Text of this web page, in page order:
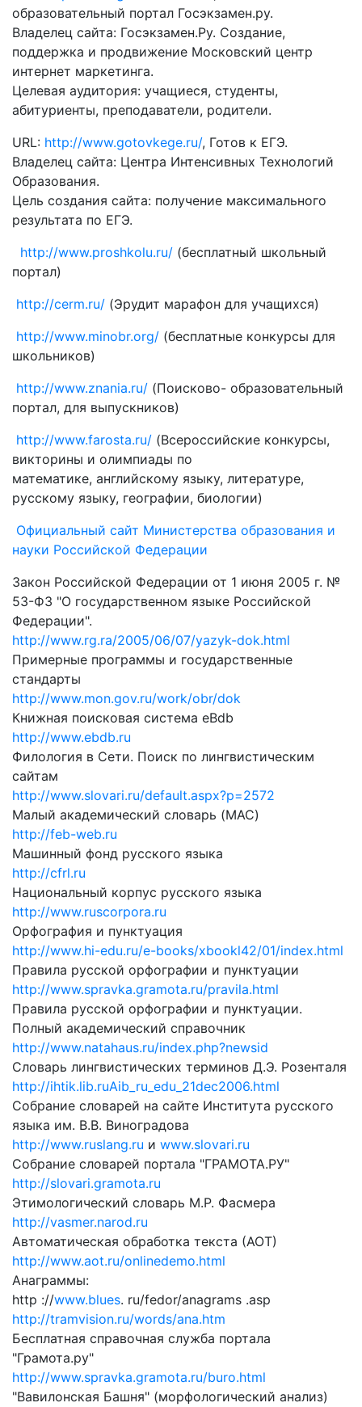
образовательный портал Госэкзамен.ру.
Владелец сайта: Госэкзамен.Ру. Создание,
поддержка и продвижение Московский центр
интернет маркетинга.
Целевая аудитория: учащиеся, студенты,
абитуриенты, преподаватели, родители.
URL: http://www.gotovkege.ru/, Готов к ЕГЭ.
Владелец сайта: Центра Интенсивных Технологий
Образования.
Цель создания сайта: получение максимального
результата по ЕГЭ.
http://www.proshkolu.ru/ (бесплатный школьный
портал)
http://cerm.ru/ (Эрудит марафон для учащихся)
http://www.minobr.org/ (бесплатные конкурсы для
школьников)
http://www.znania.ru/ (Поисково- образовательный
портал, для выпускников)
http://www.farosta.ru/ (Всероссийские конкурсы,
викторины и олимпиады по
математике, английскому языку, литературе,
русскому языку, географии, биологии)
Официальный сайт Министерства образования и
науки Российской Федерации
Закон Российской Федерации от 1 июня 2005 г. №
53-ФЗ "О государственном языке Российской
Федерации".
http://www.rg.ra/2005/06/07/yazyk-dok.html
Примерные программы и государственные
стандарты
http://www.mon.gov.ru/work/obr/dok
Книжная поисковая система eBdb
http://www.ebdb.ru
Филология в Сети. Поиск по лингвистическим
сайтам
http://www.slovari.ru/default.aspx?p=2572
Малый академический словарь (MAC)
http://feb-web.ru
Машинный фонд русского языка
http://cfrl.ru
Национальный корпус русского языка
http://www.ruscorpora.ru
Орфография и пунктуация
http://www.hi-edu.ru/e-books/xbookl42/01/index.html
Правила русской орфографии и пунктуации
http://www.spravka.gramota.ru/pravila.html
Правила русской орфографии и пунктуации.
Полный академический справочник
http://www.natahaus.ru/index.php?newsid
Словарь лингвистических терминов Д.Э. Розенталя
http://ihtik.lib.ruAib_ru_edu_21dec2006.html
Собрание словарей на сайте Института русского
языка им. В.В. Виноградова
http://www.ruslang.ru и www.slovari.ru
Собрание словарей портала "ГРАМОТА.РУ"
http://slovari.gramota.ru
Этимологический словарь M.P. Фасмера
http://vasmer.narod.ru
Автоматическая обработка текста (АОТ)
http://www.aot.ru/onlinedemo.html
Анаграммы:
http ://www.blues. ru/fedor/anagrams .asp
http://tramvision.ru/words/ana.htm
Бесплатная справочная служба портала
"Грамота.ру"
http://www.spravka.gramota.ru/buro.html
"Вавилонская Башня" (морфологический анализ)